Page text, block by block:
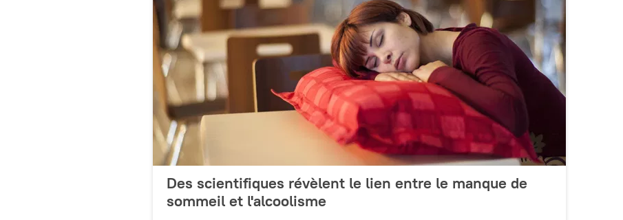
Des scientifiques révèlent le lien entre le manque de
sommeil et l'alcoolisme